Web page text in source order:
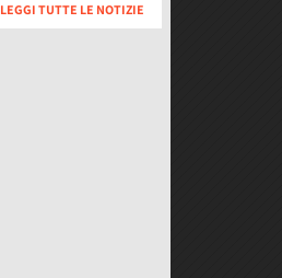
LEGGI TUTTE LE NOTIZIE